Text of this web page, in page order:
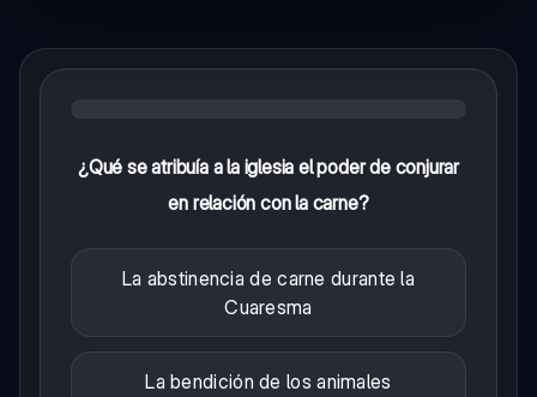
¿Qué se atribuía a la iglesia el poder de conjurar
en relación con la carne?
La abstinencia de carne durante la
Cuaresma
La bendición de los animales